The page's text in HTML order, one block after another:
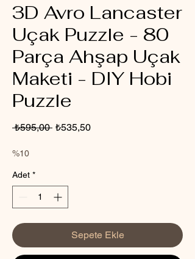
3D Avro Lancaster
Uçak Puzzle - 80
Parça Ahşap Uçak
Maketi - DIY Hobi
Puzzle
₺595,00 Normal
₺535,50İndirimli
%10
Adet *
Sepete Ekle